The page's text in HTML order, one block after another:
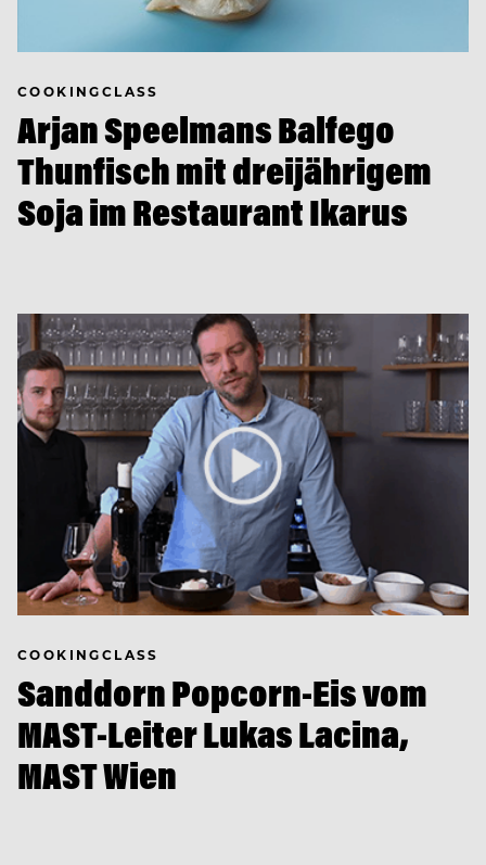
COOKINGCLASS
Arjan Speelmans Balfego
Thunfisch mit dreijährigem
Soja im Restaurant Ikarus
COOKINGCLASS
Sanddorn Popcorn-Eis vom
MAST-Leiter Lukas Lacina,
MAST Wien